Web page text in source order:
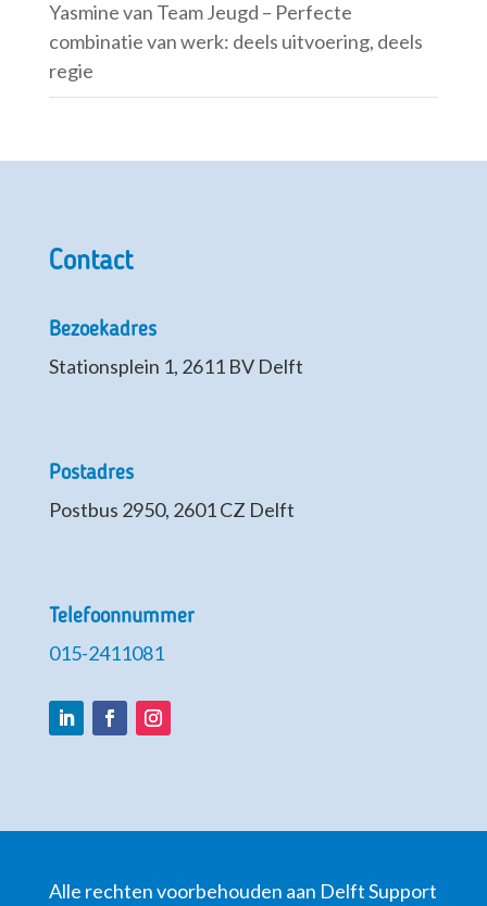
Yasmine van Team Jeugd – Perfecte
combinatie van werk: deels uitvoering, deels
regie
Contact
Bezoekadres
Stationsplein 1, 2611 BV Delft
Postadres
Postbus 2950, 2601 CZ Delft
Telefoonnummer
015-2411081
Alle rechten voorbehouden aan Delft Support